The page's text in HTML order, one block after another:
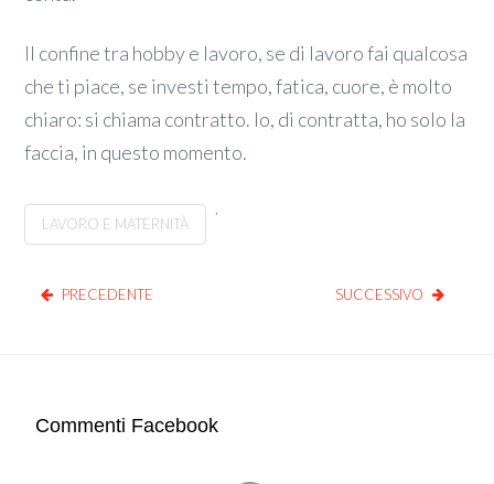
Il confine tra hobby e lavoro, se di lavoro fai qualcosa
che ti piace, se investi tempo, fatica, cuore, è molto
chiaro: si chiama contratto. Io, di contratta, ho solo la
faccia, in questo momento.
LAVORO E MATERNITÀ
PRECEDENTE SUCCESSIVO
Commenti Facebook